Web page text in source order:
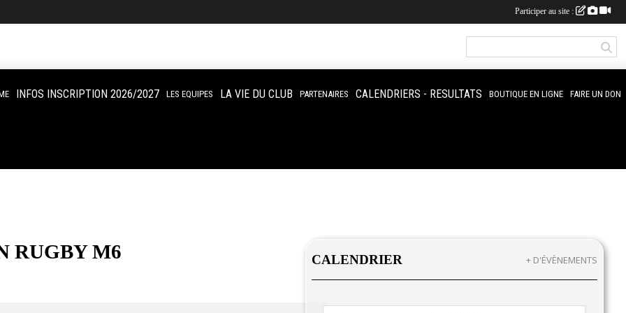
RUGBY M6 CALENDRIER + D'ÉVÈNEMENTS
INFOS INSCRIPTION 2026/2027 LES EQUIPES LA VIE DU CLUB PARTENAIRES CALENDRIERS - RESULTATS BOUTIQUE EN LIGNE FAIRE UN DON
Participer au site :